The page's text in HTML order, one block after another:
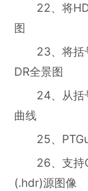
22、将
图
23、将括号
DR全景图
24、从括号
曲线
25、PTGui
26、支持
(.hdr)源图像